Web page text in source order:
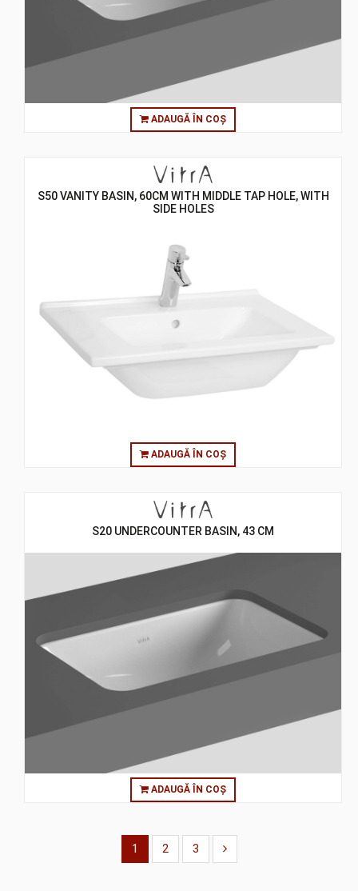
ADAUGĂ ÎN COȘ
S50 VANITY BASIN, 60CM WITH MIDDLE TAP HOLE, WITH
SIDE HOLES
ADAUGĂ ÎN COȘ
S20 UNDERCOUNTER BASIN, 43 CM
ADAUGĂ ÎN COȘ
1 2 3